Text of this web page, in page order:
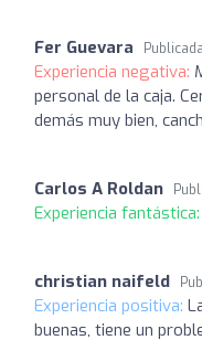
Fer Guevara
Experiencia negativa:
personal de la caja.
demás muy bien,
Carlos A Roldan
Experiencia fantástica:
christian naifeld
Experiencia positiva:
buenas, tiene un